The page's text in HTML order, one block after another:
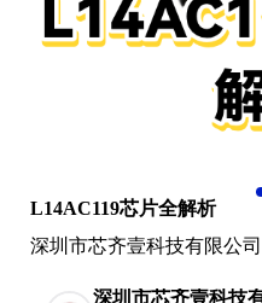
L14AC119芯片全解析
深圳市芯齐壹科技有限公司
深圳市芯齐壹科技